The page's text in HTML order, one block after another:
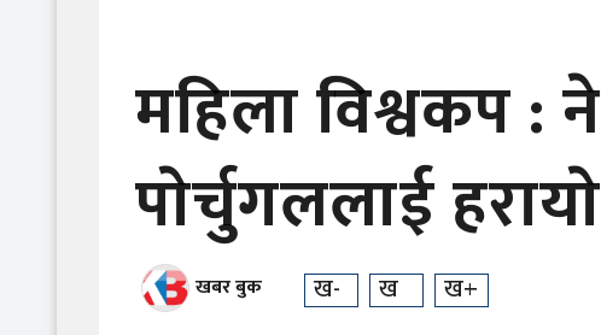
महिला विश्वकप :
पाेर्चुगललाई हरायाे
खबर बुक ख- ख ख+